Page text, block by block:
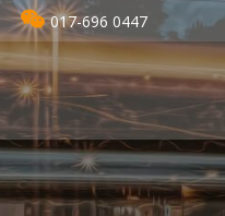
017-696 0447